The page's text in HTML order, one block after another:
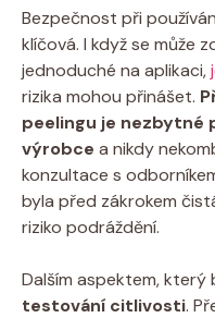
Bezpečnost při
klíčová. I když ⁣se může
jednoduché na ‍aplikaci,
‌rizika mohou přinášet.
peelingu ‌je nezbytné
výrobce a​ nikdy⁤
konzultace s
byla před ⁣zákrokem
riziko podráždění.
Dalším aspektem, který
testování citlivosti.